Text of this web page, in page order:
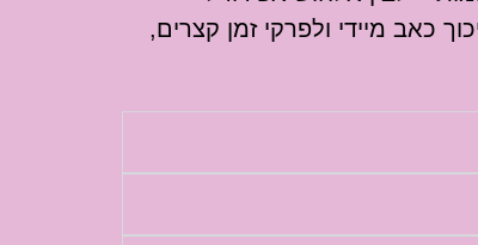
כאב מיידי ולפרקי זמן קצרים,